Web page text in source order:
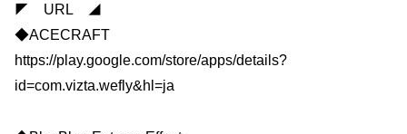
◤ URL ◢
◆ACECRAFT
https://play.google.com/store/apps/details?
id=com.vizta.wefly&hl=ja